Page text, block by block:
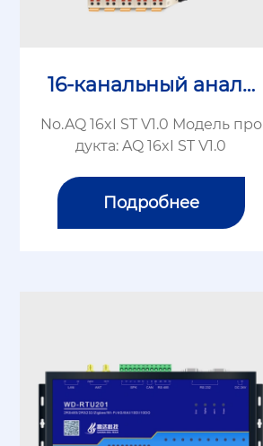
16-канальный анало
говый выходной мо
дуль
No.AQ 16xI ST V1.0 Модель про
дукта: AQ 16xI ST V1.0
Подробнее